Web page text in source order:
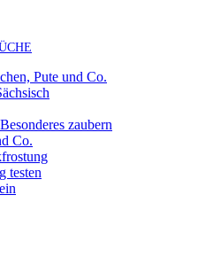
Pute und Co.
zaubern
Co.
testen